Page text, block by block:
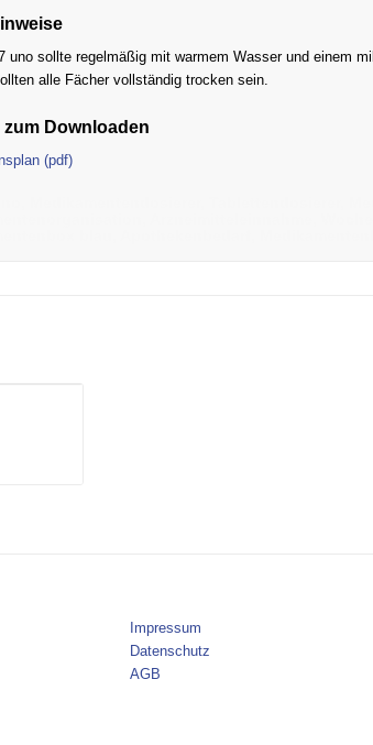
uno sollte regelmäßig mit warmem Wasser und einem
alle Fächer vollständig trocken sein.
zum Downloaden
(pdf)
Impressum
Datenschutz
AGB